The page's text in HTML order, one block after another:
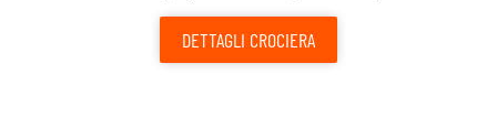
DETTAGLI CROCIERA